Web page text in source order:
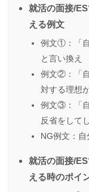
就活の面接/
える例文
例文①：「
と言い換え
例文②：「
対する理想
例文③：「
反省をして
NG例文：
就活の面接/
える時のポイ